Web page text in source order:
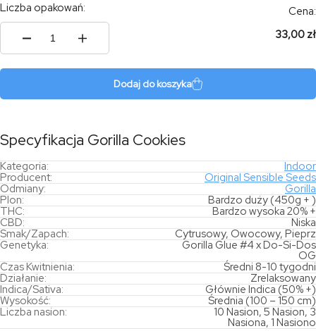
Liczba opakowań:
ilość
Cena:
33,00 zł
Dodaj do koszyka
Specyfikacja Gorilla Cookies
Kategoria:
Indoor
Producent:
Original Sensible Seeds
Odmiany:
Gorilla
Plon:
Bardzo duży (450g + )
THC:
Bardzo wysoka 20% +
CBD:
Niska
Smak/Zapach:
Cytrusowy, Owocowy, Pieprz
Genetyka:
Gorilla Glue #4 x Do-Si-Dos
OG
Czas Kwitnienia:
Średni 8-10 tygodni
Działanie:
Zrelaksowany
Indica/Sativa:
Głównie Indica (50% +)
Wysokość:
Średnia (100 – 150 cm)
Liczba nasion:
10 Nasion, 5 Nasion, 3
Nasiona, 1 Nasiono